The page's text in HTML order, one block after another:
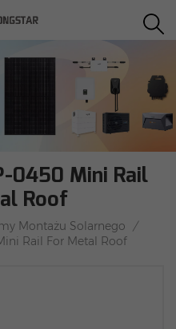
0450 Mini Rail
Roof
Montażu Solarnego
/
Rail For Metal Roof